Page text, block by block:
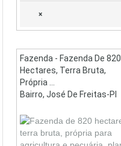
×
Fazenda - Fazenda De 820
Hectares, Terra Bruta,
Própria ...
Bairro, José De Freitas-PI